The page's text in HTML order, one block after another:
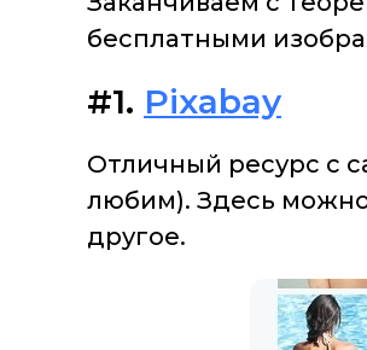
бесплатными
#1. Pixabay
Отличный ресурс с
любим). Здесь
другое.